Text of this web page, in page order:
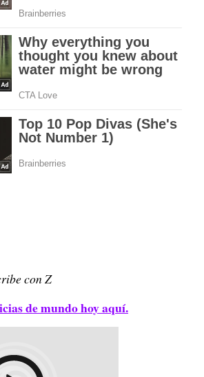
con Z
de mundo hoy aquí.